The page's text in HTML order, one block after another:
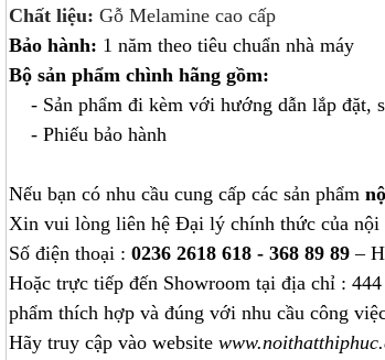
Chất liệu: Gỗ Melamine cao cấp
Bảo hành: 1 năm theo tiêu chuẩn nhà máy
Bộ sản phẩm chình hãng gồm:
- Sản phẩm đi kèm với hướng dẫn lắp đặt,
- Phiếu bảo hành
Nếu bạn có nhu cầu cung cấp các sản phẩm
Xin vui lòng liên hệ Đại lý chính thức của nội
Số điện thoại : 0236 2618 618 - 368 89 89 –
Hoặc trực tiếp đến Showroom tại địa chỉ :
phẩm thích hợp và đúng với nhu cầu công
Hãy truy cập vào website